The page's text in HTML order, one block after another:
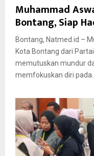
Muhammad
Bontang, Siap
Bontang, Natmed.id –
Kota Bontang dari
memutuskan mundur
memfokuskan diri pada...